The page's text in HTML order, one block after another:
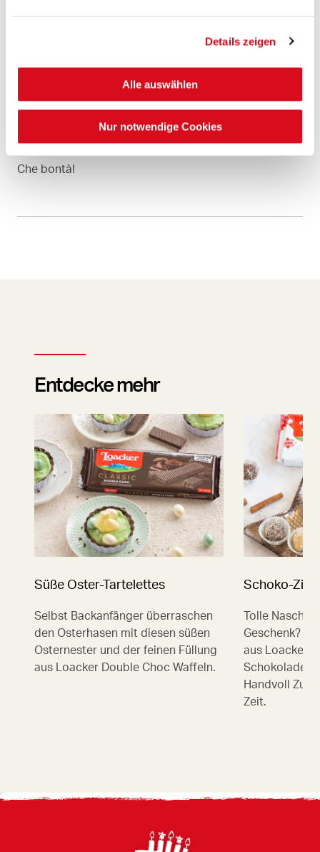
Details zeigen
Alle auswählen
Nur notwendige Cookies
Das Rezept mit der genauen Zutatenliste und der
Viel Spaß beim Ausprobieren.
Che bontà!
Entdecke mehr
Süße Oster-Tartelettes
Selbst Backanfänger überraschen
den Osterhasen mit diesen süßen
Osternester und der feinen Füllung
aus Loacker Double Choc Waffeln.
Schoko-
Tolle
Geschenk?
aus Loacker
Schokolade
Handvoll
Zeit.